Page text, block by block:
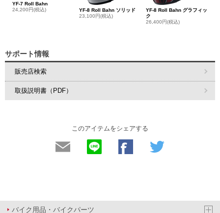
YF-7 Roll Bahn
24,200円(税込)
YF-8 Roll Bahn ソリッド
23,100円(税込)
YF-8 Roll Bahn グラフィッ
ク
26,400円(税込)
サポート情報
販売店検索
取扱説明書（PDF）
このアイテムをシェアする
バイク用品・バイクパーツ